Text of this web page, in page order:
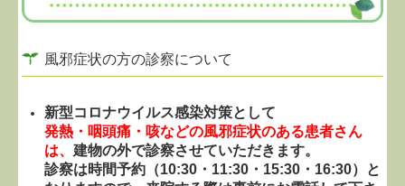
風邪症状の方の診察について
新型コロナウイルス感染対策として
発熱・咽頭痛・咳などの風邪症状のある患者さん
は、建物の外で診察させていただきます。
診察は時間予約（10:30・11:30・15:30・16:30）と